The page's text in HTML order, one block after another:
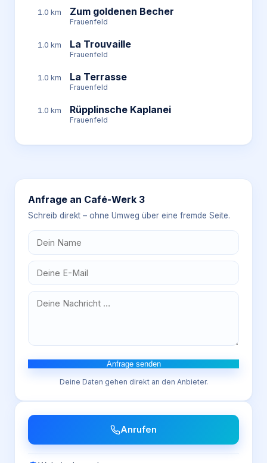
1.0 km Zum goldenen Becher
Frauenfeld
1.0 km La Trouvaille
Frauenfeld
1.0 km La Terrasse
Frauenfeld
1.0 km Rüpplinsche Kaplanei
Frauenfeld
Anfrage an Café-Werk 3
Schreib direkt – ohne Umweg über eine fremde Seite.
Anfrage senden
Deine Daten gehen direkt an den Anbieter.
Anrufen